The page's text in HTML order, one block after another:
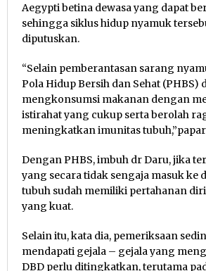
Aegypti betina dewasa yang dapat
sehingga siklus hidup nyamuk
diputuskan.
“Selain pemberantasan sarang
Pola Hidup Bersih dan Sehat (PHBS)
mengkonsumsi makanan dengan
istirahat yang cukup serta berolah
meningkatkan imunitas
Dengan PHBS, imbuh dr Daru, jika
yang secara tidak sengaja masuk ke
tubuh sudah memiliki pertahanan
yang kuat.
Selain itu, kata dia, pemeriksaan
mendapati gejala – gejala yang
DBD perlu ditingkatkan, terutama